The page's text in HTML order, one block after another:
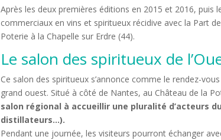
Après les deux premières éditions en 2015 et 2016, puis
commerciaux en vins et spiritueux récidive avec la Part
Poterie à la Chapelle sur Erdre (44).
Le salon des spiritueux de
Ce salon des spiritueux s’annonce comme le rendez-
grand ouest. Situé à côté de Nantes, au Château de la
salon régional à accueillir une pluralité d’acteurs
distillateurs…).
Pendant une journée, les visiteurs pourront échanger